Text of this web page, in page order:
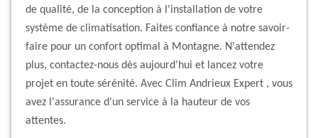
de qualité, de la conception à l'installation de votre
système de climatisation. Faites confiance à notre savoir-
faire pour un confort optimal à Montagne. N'attendez
plus, contactez-nous dès aujourd'hui et lancez votre
projet en toute sérénité. Avec Clim Andrieux Expert , vous
avez l'assurance d'un service à la hauteur de vos
attentes.